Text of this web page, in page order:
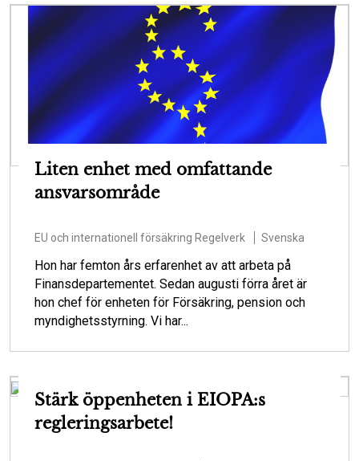
Liten enhet med omfattande
ansvarsområde
EU och internationell försäkring Regelverk Svenska
Hon har femton års erfarenhet av att arbeta på
Finansdepartementet. Sedan augusti förra året är
hon chef för enheten för Försäkring, pension och
myndighetsstyrning. Vi har...
Stärk öppenheten i EIOPA:s
regleringsarbete!